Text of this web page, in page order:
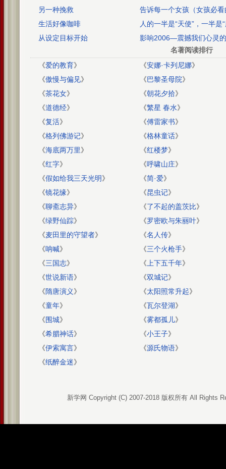
另一种挽救
告诉每一个女孩（女孩必看
言！）
生活好像咖啡
人的一半是“天使”，一半是
鬼”
从设定目标开始
影响2006—震撼我们心灵
名著阅读排行
《爱的教育》 《安娜·卡列尼娜》
《傲慢与偏见》 《巴黎圣母院》
《茶花女》 《朝花夕拾》
《道德经》 《繁星 春水》
《复活》 《傅雷家书》
《格列佛游记》 《格林童话》
《海底两万里》 《红楼梦》
《红字》 《呼啸山庄》
《假如给我三天光明》 《简·爱》
《镜花缘》 《昆虫记》
《聊斋志异》 《了不起的盖茨比》
《绿野仙踪》 《罗密欧与朱丽叶》
《麦田里的守望者》 《名人传》
《呐喊》 《三个火枪手》
《三国志》 《 上下五千年》
《世说新语》 《双城记》
《隋唐演义》 《太阳照常升起》
《童年》 《瓦尔登湖》
《围城》 《雾都孤儿》
《希腊神话》 《小王子》
《伊索寓言》 《源氏物语》
《纸醉金迷》
新学网 Copyright (C) 2007-2018 版权所有 All Rights